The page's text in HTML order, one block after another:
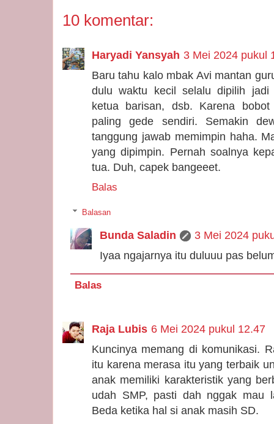
10 komentar:
Haryadi Yansyah 3 Mei 2024 pukul
Baru tahu kalo mbak Avi mantan
dulu waktu kecil selalu dipilih jadi
ketua barisan, dsb. Karena
paling gede sendiri. Semakin
tanggung jawab memimpin haha.
yang dipimpin. Pernah soalnya
tua. Duh, capek bangeeet.
Balas
Balasan
Bunda Saladin
3 Mei 2024
Iyaa ngajarnya itu duluuu pas
Balas
Raja Lubis 6 Mei 2024 pukul 12.47
Kuncinya memang di komunikasi.
itu karena merasa itu yang terbaik
anak memiliki karakteristik yang
udah SMP, pasti dah nggak mau
Beda ketika hal si anak masih SD.